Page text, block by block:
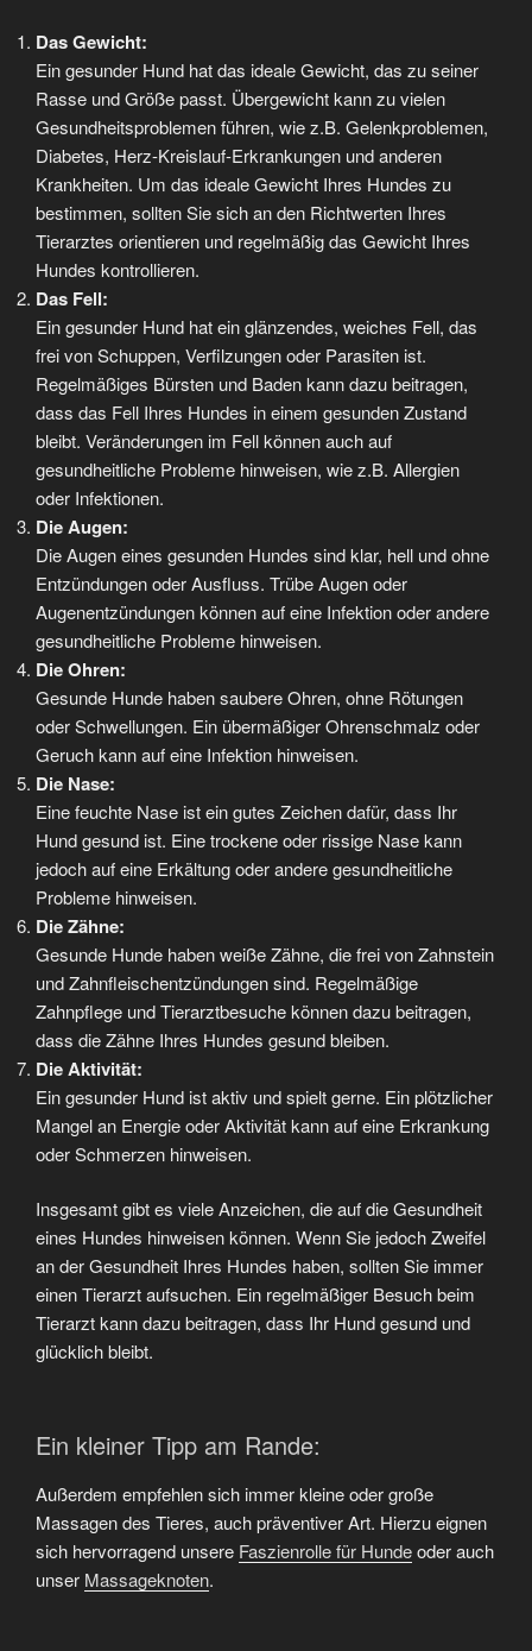
Das Gewicht:
Ein gesunder Hund hat das ideale Gewicht, das zu seiner
Rasse und Größe passt. Übergewicht kann zu vielen
Gesundheitsproblemen führen, wie z.B. Gelenkproblemen,
Diabetes, Herz-Kreislauf-Erkrankungen und anderen
Krankheiten. Um das ideale Gewicht Ihres Hundes zu
bestimmen, sollten Sie sich an den Richtwerten Ihres
Tierarztes orientieren und regelmäßig das Gewicht Ihres
Hundes kontrollieren.
Das Fell:
Ein gesunder Hund hat ein glänzendes, weiches Fell, das
frei von Schuppen, Verfilzungen oder Parasiten ist.
Regelmäßiges Bürsten und Baden kann dazu beitragen,
dass das Fell Ihres Hundes in einem gesunden Zustand
bleibt. Veränderungen im Fell können auch auf
gesundheitliche Probleme hinweisen, wie z.B. Allergien
oder Infektionen.
Die Augen:
Die Augen eines gesunden Hundes sind klar, hell und ohne
Entzündungen oder Ausfluss. Trübe Augen oder
Augenentzündungen können auf eine Infektion oder andere
gesundheitliche Probleme hinweisen.
Die Ohren:
Gesunde Hunde haben saubere Ohren, ohne Rötungen
oder Schwellungen. Ein übermäßiger Ohrenschmalz oder
Geruch kann auf eine Infektion hinweisen.
Die Nase:
Eine feuchte Nase ist ein gutes Zeichen dafür, dass Ihr
Hund gesund ist. Eine trockene oder rissige Nase kann
jedoch auf eine Erkältung oder andere gesundheitliche
Probleme hinweisen.
Die Zähne:
Gesunde Hunde haben weiße Zähne, die frei von Zahnstein
und Zahnfleischentzündungen sind. Regelmäßige
Zahnpflege und Tierarztbesuche können dazu beitragen,
dass die Zähne Ihres Hundes gesund bleiben.
Die Aktivität:
Ein gesunder Hund ist aktiv und spielt gerne. Ein plötzlicher
Mangel an Energie oder Aktivität kann auf eine Erkrankung
oder Schmerzen hinweisen.
Insgesamt gibt es viele Anzeichen, die auf die Gesundheit
eines Hundes hinweisen können. Wenn Sie jedoch Zweifel
an der Gesundheit Ihres Hundes haben, sollten Sie immer
einen Tierarzt aufsuchen. Ein regelmäßiger Besuch beim
Tierarzt kann dazu beitragen, dass Ihr Hund gesund und
glücklich bleibt.
Ein kleiner Tipp am Rande:
Außerdem empfehlen sich immer kleine oder große
Massagen des Tieres, auch präventiver Art. Hierzu eignen
sich hervorragend unsere Faszienrolle für Hundeoder auch
unser Massageknoten.